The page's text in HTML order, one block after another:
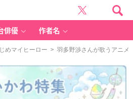
俳優 作者名
めマイヒーロー > 羽多野渉さんが歌うアニメ